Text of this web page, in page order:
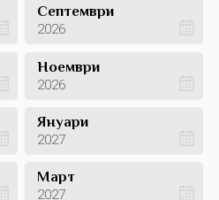
Септември
2026
Ноември
2026
Януари
2027
Март
2027